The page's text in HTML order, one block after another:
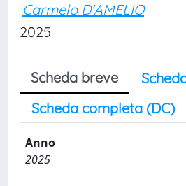
Carmelo D'AMELIO
2025
Scheda breve
Scheda completa (DC)
Anno
2025